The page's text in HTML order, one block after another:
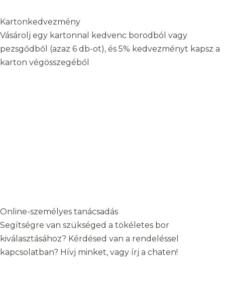
Kartonkedvezmény
Vásárolj egy kartonnal kedvenc borodból vagy
pezsgődből (azaz 6 db-ot), és 5% kedvezményt kapsz a
karton végösszegéből
Online-személyes tanácsadás
Segítségre van szükséged a tökéletes bor
kiválasztásához? Kérdésed van a rendeléssel
kapcsolatban? Hívj minket, vagy írj a chaten!